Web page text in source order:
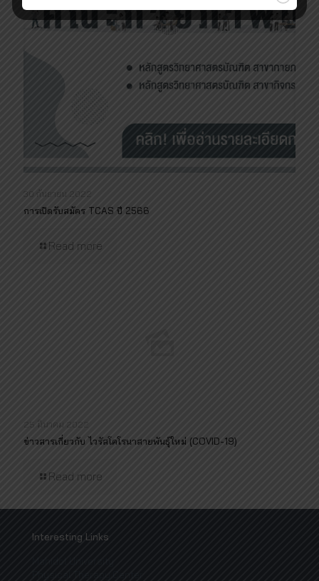
30 กันยายน 2022
การเปิดรับสมัคร TCAS ปี 2566
Read more
25 มีนาคม 2022
ข่าวสารเกี่ยวกับ ไวรัสโคโรนาสายพันธุ์ใหม่ (COVID-19)
Read more
Interesting Links